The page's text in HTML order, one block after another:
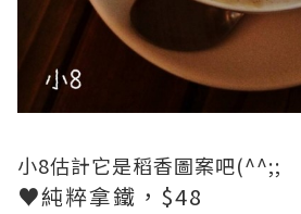
小8估計它是稻香圖案吧(^^;;
♥純粹拿鐵，$48